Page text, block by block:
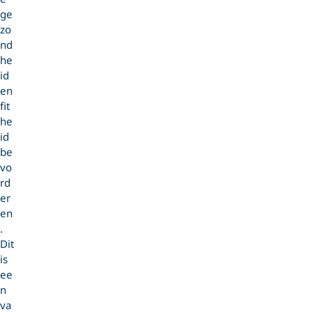
ge
zo
nd
he
id
en
fit
he
id
be
vo
rd
er
en
.
Dit
is
ee
n
va